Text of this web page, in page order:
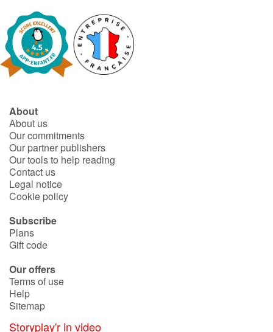
About
About us
Our commitments
Our partner publishers
Our tools to help reading
Contact us
Legal notice
Cookie policy
Subscribe
Plans
Gift code
Our offers
Terms of use
Help
Sitemap
Storyplay'r in video